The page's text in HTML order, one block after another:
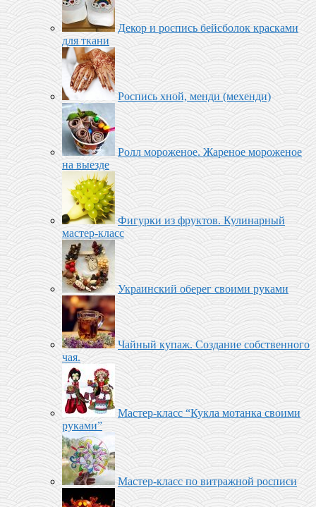
Декор и роспись бейсболок красками
для ткани
Роспись хной, менди (мехенди)
Ролл мороженое‬. Жареное мороженое
на выезде
Фигурки из фруктов. Кулинарный
мастер-класс
Украинский оберег своими руками
Чайный купаж. Создание собственного
чая.
Мастер-класс “Кукла мотанка своими
руками”
Мастер-класс по витражной росписи